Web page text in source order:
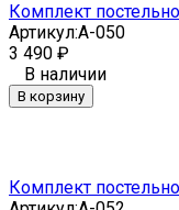
Комплект
Артикул:A-050
3 490 ₽
В наличии
В корзину
Комплект